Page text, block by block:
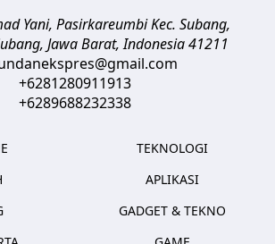
Yani, Pasirkareumbi Kec. Subang,
Jawa Barat,Indonesia41211
+6281280911913
+6289688232338
TEKNOLOGI
APLIKASI
GADGET & TEKNO